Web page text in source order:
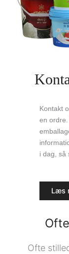
Kontakt
en
i dag, så
Læs
Ofte